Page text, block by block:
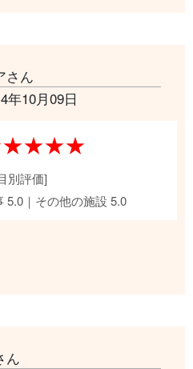
さん
年10月09日
別評価]
5.0｜その他の施設 5.0
ん